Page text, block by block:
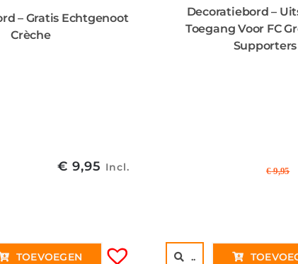
– Gratis Echtgenoot
Crèche
€ 9,95 Incl.
TOEVOEGEN
Decoratiebord –
Toegang Voor FC
Supporters
€9,95
..